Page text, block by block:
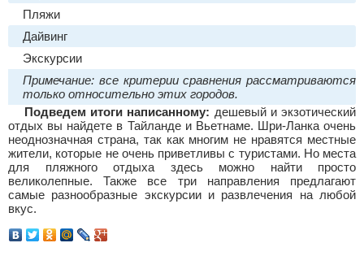
Пляжи
Дайвинг
Экскурсии
Примечание: все критерии сравнения рассматриваются
только относительно этих городов.
Подведем итоги написанному: дешевый и экзотический
отдых вы найдете в Тайланде и Вьетнаме. Шри-Ланка очень
неоднозначная страна, так как многим не нравятся местные
жители, которые не очень приветливы с туристами. Но места
для пляжного отдыха здесь можно найти просто
великолепные. Также все три направления предлагают
самые разнообразные экскурсии и развлечения на любой
вкус.